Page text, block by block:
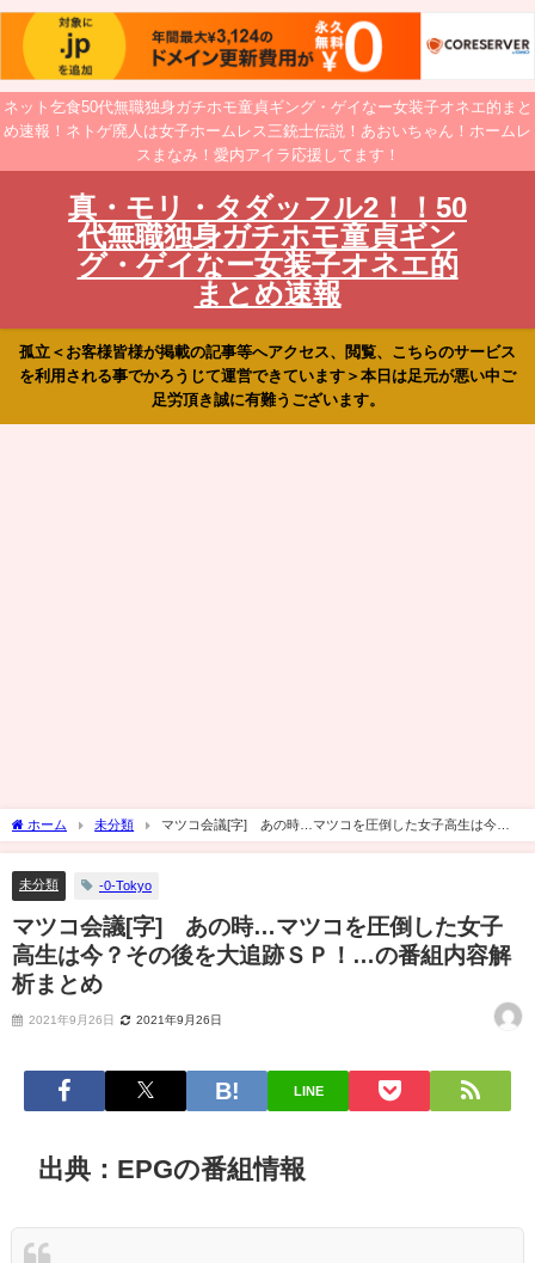
ネット乞食50代無職独身ガチホモ童貞ギング・ゲイなー女装子オネエ的まと
め速報！ネトゲ廃人は女子ホームレス三銃士伝説！あおいちゃん！ホームレ
スまなみ！愛内アイラ応援してます！
真・モリ・タダッフル2！！50
代無職独身ガチホモ童貞ギン
グ・ゲイなー女装子オネエ的
まとめ速報
孤立＜お客様皆様が掲載の記事等へアクセス、閲覧、こちらのサービス
を利用される事でかろうじて運営できています＞本日は足元が悪い中ご
足労頂き誠に有難うございます。
ホーム 未分類
マツコ会議[字] あの時…マツコを圧倒した女子高生は今？
その後を大追跡ＳＰ！…の番組内容解析まとめ
未分類 -0-Tokyo
マツコ会議[字] あの時…マツコを圧倒した女子
高生は今？その後を大追跡ＳＰ！…の番組内容解
析まとめ
2021年9月26日 2021年9月26日
LINE
出典：EPGの番組情報